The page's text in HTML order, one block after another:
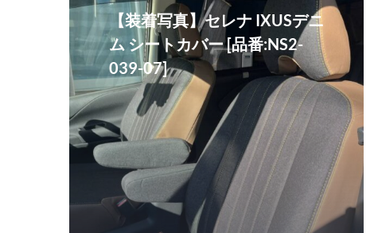
【装着写真】セレナ IXUSデニ
ム シートカバー [品番:NS2-
039-07]